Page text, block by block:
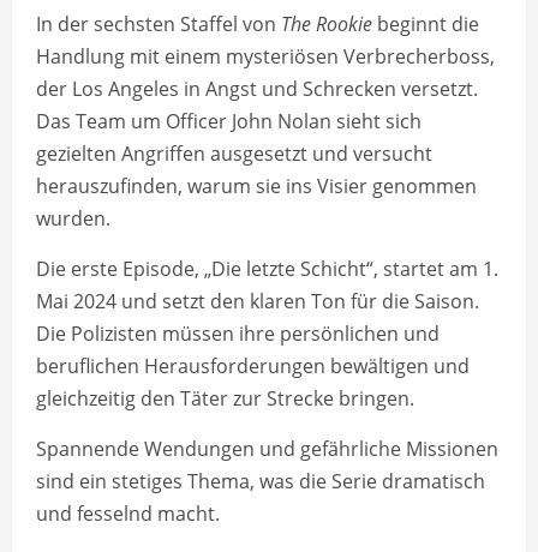
In der sechsten Staffel von The Rookie beginnt die
Handlung mit einem mysteriösen Verbrecherboss,
der Los Angeles in Angst und Schrecken versetzt.
Das Team um Officer John Nolan sieht sich
gezielten Angriffen ausgesetzt und versucht
herauszufinden, warum sie ins Visier genommen
wurden.
Die erste Episode, „Die letzte Schicht“, startet am 1.
Mai 2024 und setzt den klaren Ton für die Saison.
Die Polizisten müssen ihre persönlichen und
beruflichen Herausforderungen bewältigen und
gleichzeitig den Täter zur Strecke bringen.
Spannende Wendungen und gefährliche Missionen
sind ein stetiges Thema, was die Serie dramatisch
und fesselnd macht.